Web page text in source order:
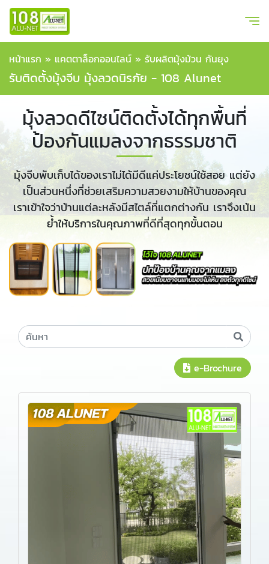
หน้าแรก » แคตตาล็อกออนไลน์ » รับผลิตมุ้งม้วน กันยุง
รับติดตั้งมุ้งจีบ มุ้งลวดนิรภัย - 108 Alunet
มุ้งลวดดีไซน์ติดตั้งได้ทุกพื้นที่
ป้องกันแมลงจากธรรมชาติ
มุ้งจีบพับเก็บได้ของเราไม่ได้มีดีแค่ประโยชน์ใช้สอย แต่ยัง
เป็นส่วนหนึ่งที่ช่วยเสริมความสวยงามให้บ้านของคุณ
เราเข้าใจว่าบ้านแต่ละหลังมีสไตล์ที่แตกต่างกัน เราจึงเน้น
ย้ำให้บริการในคุณภาพที่ดีที่สุดทุกขั้นตอน
e-Brochure